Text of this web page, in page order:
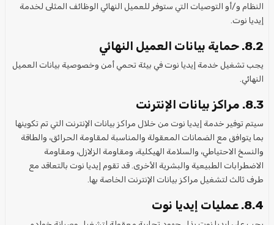
النظام و/أو التوصيات التي ستوفر للعميل النهائي الوظائف المثلى لخدمة
إيديا نوت.
8.2. حماية بيانات العميل النهائي
يجب تشغيل خدمة إيديا نوت في بيئة تحمي أمن وخصوصية بيانات العميل
النهائي.
8.3. مراكز بيانات الإنترنت
سيتم توفير خدمة إيديا نوت من خلال مراكز بيانات الإنترنت التي تم تكوينها
بما يتوافق مع الضمانات المعقولة والمناسبة لمقاومة الحرائق، والطاقة
والنسخ الاحتياطي، والسلامة الهيكلية، ومقاومة الزلازل، ومقاومة
الاضطرابات الطبيعية والبشرية الأخرى. قد تقوم إيديا نوت بالتعاقد مع
طرف ثالث لتشغيل مراكز بيانات الإنترنت الخاصة بها.
8.4. عمليات إيديا نوت